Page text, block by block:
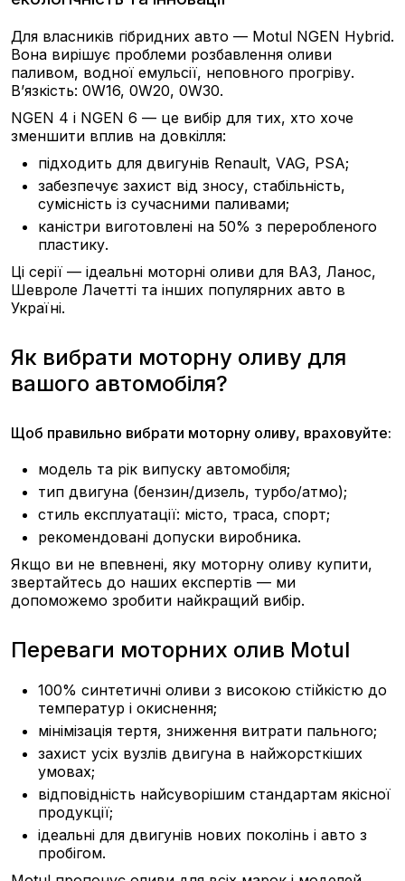
Для власників гібридних авто — Motul NGEN Hybrid.
Вона вирішує проблеми розбавлення оливи
паливом, водної емульсії, неповного прогріву.
В’язкість: 0W16, 0W20, 0W30.
NGEN 4 і NGEN 6 — це вибір для тих, хто хоче
зменшити вплив на довкілля:
підходить для двигунів Renault, VAG, PSA;
забезпечує захист від зносу, стабільність,
сумісність із сучасними паливами;
каністри виготовлені на 50% з переробленого
пластику.
Ці серії — ідеальні моторні оливи для ВАЗ, Ланос,
Шевроле Лачетті та інших популярних авто в
Україні.
Як вибрати моторну оливу для
вашого автомобіля?
Щоб правильно вибрати моторну оливу, враховуйте:
модель та рік випуску автомобіля;
тип двигуна (бензин/дизель, турбо/атмо);
стиль експлуатації: місто, траса, спорт;
рекомендовані допуски виробника.
Якщо ви не впевнені, яку моторну оливу купити,
звертайтесь до наших експертів — ми
допоможемо зробити найкращий вибір.
Переваги моторних олив Motul
100% синтетичні оливи з високою стійкістю до
температур і окиснення;
мінімізація тертя, зниження витрати пального;
захист усіх вузлів двигуна в найжорсткіших
умовах;
відповідність найсуворішим стандартам якісної
продукції;
ідеальні для двигунів нових поколінь і авто з
пробігом.